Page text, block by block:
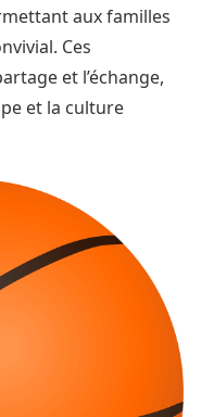
aux familles
Ces
et l’échange,
et la culture